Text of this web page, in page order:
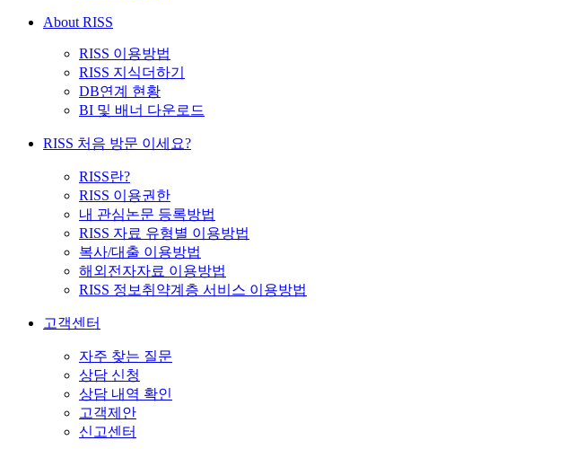
About RISS
RISS 이용방법
RISS 지식더하기
DB연계 현황
BI 및 배너 다운로드
RISS 처음 방문 이세요?
RISS란?
RISS 이용권한
내 관심논문 등록방법
RISS 자료 유형별 이용방법
복사/대출 이용방법
해외전자자료 이용방법
RISS 정보취약계층 서비스 이용방법
고객센터
자주 찾는 질문
상담 신청
상담 내역 확인
고객제안
신고센터